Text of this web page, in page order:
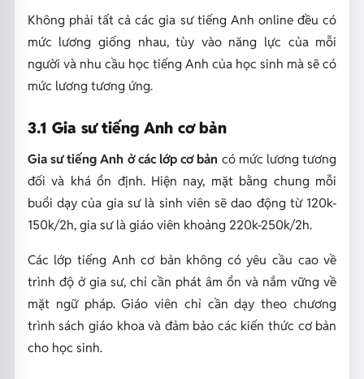
Không phải tất cả các gia sư tiếng Anh online đều có
mức lương giống nhau, tùy vào năng lực của mỗi
người và nhu cầu học tiếng Anh của học sinh mà sẽ có
mức lương tương ứng.
3.1 Gia sư tiếng Anh cơ bản
Gia sư tiếng Anh ở các lớp cơ bản có mức lương tương
đối và khá ổn định. Hiện nay, mặt bằng chung mỗi
buổi dạy của gia sư là sinh viên sẽ dao động từ 120k-
150k/2h, gia sư là giáo viên khoảng 220k-250k/2h.
Các lớp tiếng Anh cơ bản không có yêu cầu cao về
trình độ ở gia sư, chỉ cần phát âm ổn và nắm vững về
mặt ngữ pháp. Giáo viên chỉ cần dạy theo chương
trình sách giáo khoa và đảm bảo các kiến thức cơ bản
cho học sinh.